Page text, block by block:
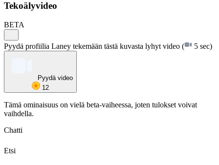
Tekoälyvideo
BETA
Pyydä profiilia Laney tekemään tästä kuvasta lyhyt video ( 5 sec)
Pyydä video
12
Tämä ominaisuus on vielä beta-vaiheessa, joten tulokset voivat
vaihdella.
Chatti
Etsi